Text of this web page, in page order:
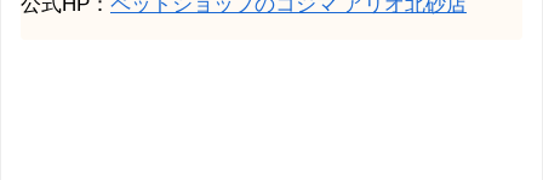
公式HP： ペットショップのコジマ アリオ北砂店